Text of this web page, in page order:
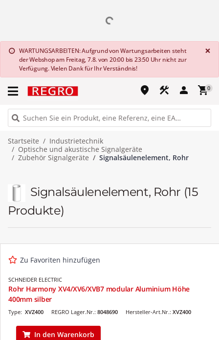
info WARTUNGSARBEITEN: Aufgrund von Wartungsarbeiten steht
der Webshop am Freitag, 7.8. von 20:00 bis 23:50 Uhr nicht zur
Verfügung. Vielen Dank für Ihr Verständnis!
×
place construction person shopping_cart0
Startseite
Industrietechnik
Optische und akustische Signalgeräte
Zubehör Signalgeräte
Signalsäulenelement, Rohr
Signalsäulenelement, Rohr (15
Produkte)
Zu Favoriten hinzufügen
SCHNEIDER ELECTRIC
Rohr Harmony XV4/XV6/XVB7 modular Aluminium Höhe
400mm silber
REGRO Lager.Nr.: 8048690
Type: XVZ400 Hersteller-Art.Nr.: XVZ400
In den Warenkorb